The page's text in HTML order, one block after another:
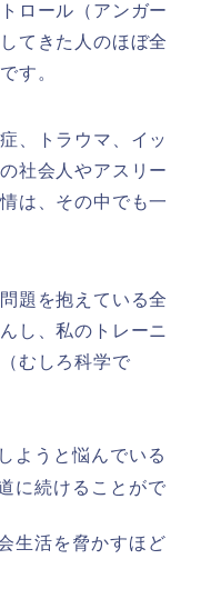
ロール（アンガー
てきた人のほぼ全
す。
、トラウマ、イッ
社会人やアスリー
は、その中でも一
題を抱えている全
し、私のトレーニ
むしろ科学で
ようと悩んでいる
に続けることがで
生活を脅かすほど